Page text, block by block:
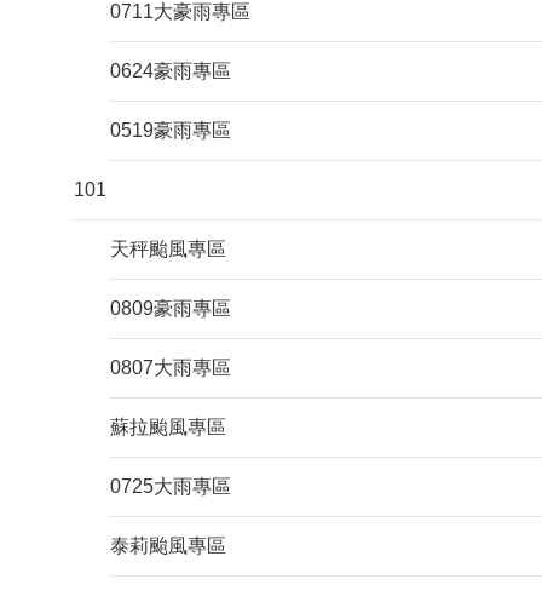
0711大豪雨專區
0624豪雨專區
0519豪雨專區
101
天秤颱風專區
0809豪雨專區
0807大雨專區
蘇拉颱風專區
0725大雨專區
泰莉颱風專區